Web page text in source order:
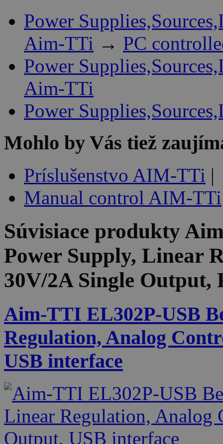
Power
Aim-TTi → PC
Power
Aim-TTi
Power
Mohlo by Vás tiež
Príslušenstvo AIM-TTi |
Manual control AIM-TTi
Súvisiace produkty
Power Supply, Linear
30V/2A Single Output,
Aim-TTI EL302P-USB
Regulation, Analog
USB interface